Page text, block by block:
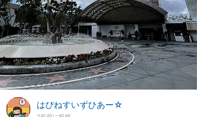
はぴねすいずひあー☆